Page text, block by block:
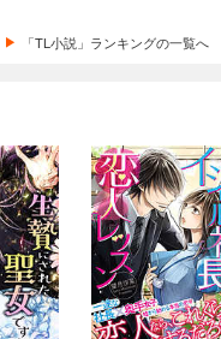
「TL小説」ランキングの一覧へ